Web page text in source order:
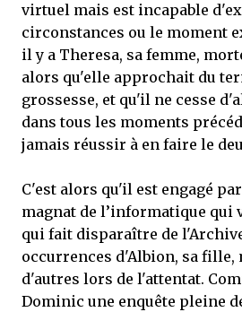
virtuel mais est incapable
circonstances ou le moment
il y a Theresa, sa femme,
alors qu'elle approchait du
grossesse, et qu'il ne cesse
dans tous les moments
jamais réussir à en faire le
C'est alors qu'il est engagé
magnat de l’informatique qui
qui fait disparaître de
occurrences d'Albion, sa fille,
d'autres lors de l'attentat.
Dominic une enquête pleine